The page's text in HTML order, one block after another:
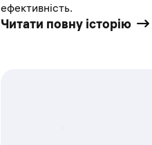
ефективність.
Читати повну історію